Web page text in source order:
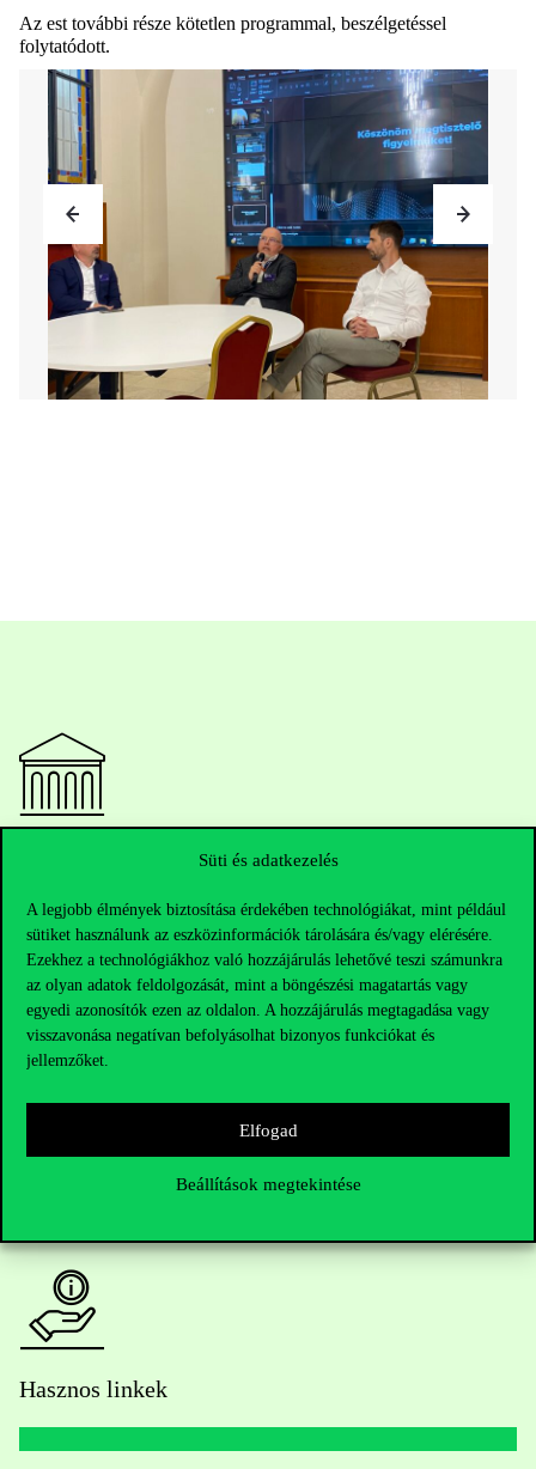
Süti és adatkezelés
A legjobb élmények biztosítása érdekében technológiákat, mint például
sütiket használunk az eszközinformációk tárolására és/vagy elérésére.
Ezekhez a technológiákhoz való hozzájárulás lehetővé teszi számunkra
az olyan adatok feldolgozását, mint a böngészési magatartás vagy
egyedi azonosítók ezen az oldalon. A hozzájárulás megtagadása vagy
visszavonása negatívan befolyásolhat bizonyos funkciókat és
jellemzőket.
Elfogad
Beállítások megtekintése
Az est további része kötetlen programmal, beszélgetéssel
folytatódott.
Telefonszám:+36 1 482 5000
Kérdésed van a felvételivel kapcsolatban?
Oktatói elérhetőségek
HUB jelenlegi hallgatóinknak
press@uni-corvinus.hu
Hasznos linkek